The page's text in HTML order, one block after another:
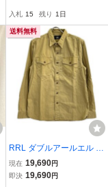
ビンテージ アロハシャツ
入札 15 残り 1日
送料無料
RRL ダブルアールエル ベ
ージュ コットン ツイル
オフィサーズ ワークシャ
現在 19,690円
即決 19,690円